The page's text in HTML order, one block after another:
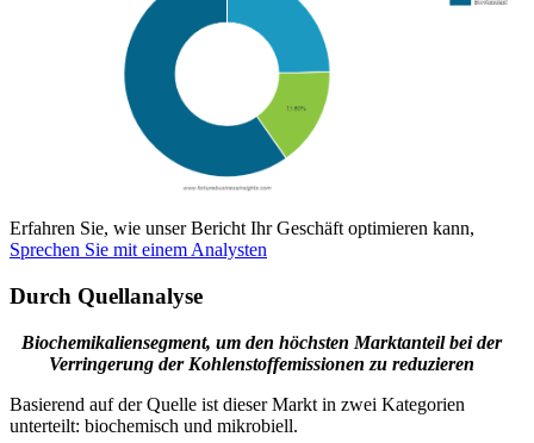
Erfahren Sie, wie unser Bericht Ihr Geschäft optimieren kann,
Sprechen Sie mit einem Analysten
Durch Quellanalyse
Biochemikaliensegment, um den höchsten Marktanteil bei der
Verringerung der Kohlenstoffemissionen zu reduzieren
Basierend auf der Quelle ist dieser Markt in zwei Kategorien
unterteilt: biochemisch und mikrobiell.